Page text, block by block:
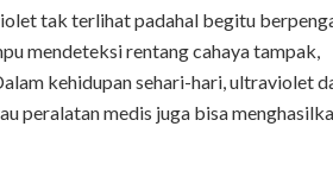
tak terlihat padahal begitu
mendeteksi rentang cahaya tampak,
kehidupan sehari-hari, ultraviolet
peralatan medis juga bisa